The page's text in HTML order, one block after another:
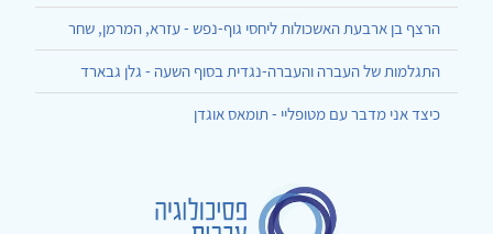
הרצף בן ארבעת האשכולות ליחסי גוף-נפש - עזרא, המרמן, שחר
התגלמות של העברה והעברה-נגדית בסוף השעה - גלן גבארד
כיצד אני מדבר עם מטופליי - תומאס אוגדן